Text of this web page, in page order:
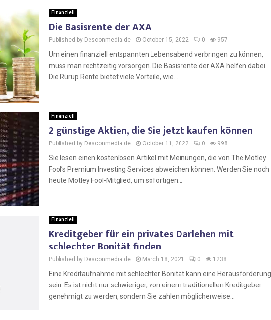
Finanziell
Die Basisrente der AXA
Published by Desconmedia.de October 15, 2022 0 957
Um einen finanziell entspannten Lebensabend verbringen zu können,
muss man rechtzeitig vorsorgen. Die Basisrente der AXA helfen dabei.
Die Rürup Rente bietet viele Vorteile, wie...
Finanziell
2 günstige Aktien, die Sie jetzt kaufen können
Published by Desconmedia.de October 11, 2022 0 998
Sie lesen einen kostenlosen Artikel mit Meinungen, die von The Motley
Fool’s Premium Investing Services abweichen können. Werden Sie noch
heute Motley Fool-Mitglied, um sofortigen...
Finanziell
Kreditgeber für ein privates Darlehen mit
schlechter Bonität finden
Published by Desconmedia.de March 18, 2021 0 1238
Eine Kreditaufnahme mit schlechter Bonität kann eine Herausforderung
sein. Es ist nicht nur schwieriger, von einem traditionellen Kreditgeber
genehmigt zu werden, sondern Sie zahlen möglicherweise...